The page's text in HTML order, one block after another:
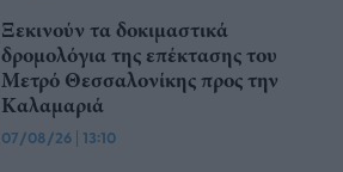
Ξεκινούν τα δοκιμαστικά
δρομολόγια της επέκτασης του
Μετρό Θεσσαλονίκης προς την
Καλαμαριά
07/08/26 | 13:10